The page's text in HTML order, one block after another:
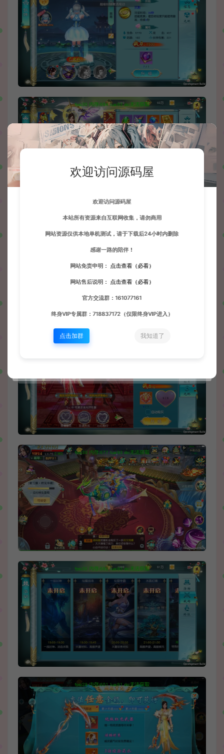
欢迎访问源码屋
欢迎访问源码屋
本站所有资源来自互联网收集，请勿商用
网站资源仅供本地单机测试，请于下载后24小时内删除
感谢一路的陪伴！
网站免责申明： 点击查看（必看）
网站售后说明： 点击查看（必看）
官方交流群：161077161
终身VIP专属群：718837172（仅限终身VIP进入）
点击加群 我知道了